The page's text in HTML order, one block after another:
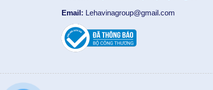
Email: Lehavinagroup@gmail.com